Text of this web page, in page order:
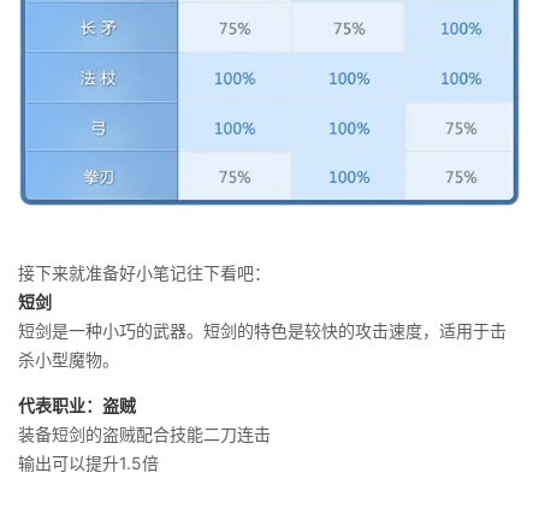
接下来就准备好小笔记往下看吧：
短剑
短剑是一种小巧的武器。短剑的特色是较快的攻击速度，适用于击
杀小型魔物。
代表职业：盗贼
装备短剑的盗贼配合技能二刀连击
输出可以提升1.5倍